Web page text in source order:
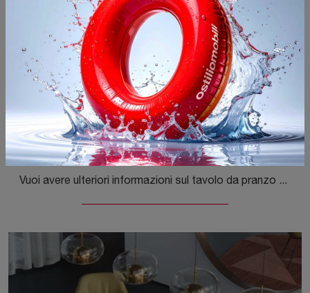
Yoda Marble
Vuoi avere ulteriori informazioni sul tavolo da pranzo Yoda Marble di Cattelan Italia? Clicca e scopri di più sui modelli fissi della marca.